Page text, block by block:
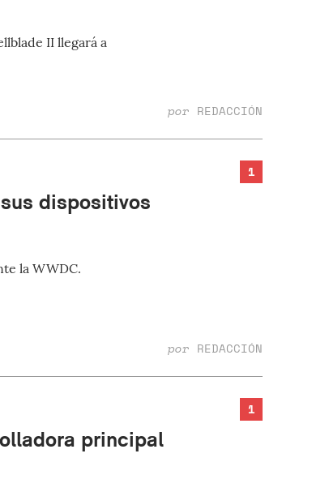
II llegará a
por REDACCIÓN
1
dispositivos
la WWDC.
por REDACCIÓN
1
principal